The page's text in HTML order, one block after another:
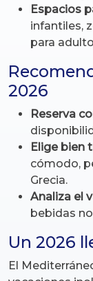
Espacios
infantiles,
para
2026
Reserva
Elige bien
cómodo,
Grecia.
Analiza el
bebidas
Un 2026
El